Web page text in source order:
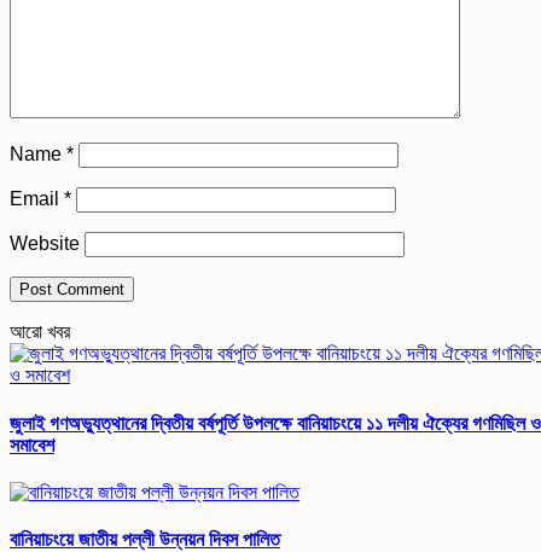
Name *
Email *
Website
আরো খবর
জুলাই গণঅভ্যুত্থানের দ্বিতীয় বর্ষপূর্তি উপলক্ষে বানিয়াচংয়ে ১১ দলীয় ঐক্যের গণমিছিল ও
সমাবেশ
বানিয়াচংয়ে জাতীয় পল্লী উন্নয়ন দিবস পালিত